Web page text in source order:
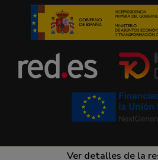
Ver detalles de la